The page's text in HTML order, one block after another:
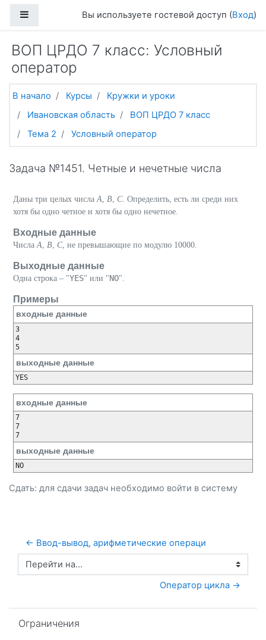
Боковая панельВы используете гостевой доступ (Вход)
ВОП ЦРДО 7 класс: Условный
оператор
В начало Курсы
Кружки и уроки
Ивановская область
ВОП ЦРДО 7 класс
Тема 2
Условный оператор
Задача №1451. Четные и нечетные числа
Даны три целых числа A B C. Определить, есть ли среди них
хотя бы одно четное и хотя бы одно нечетное.
Входные данные
Числа A B C, не превышающие по модулю 10000.
Выходные данные
Одна строка – "YES" или "NO".
Примеры
входные данные
3
4
выходные данные
входные данные
7
7
выходные данные
Сдать: для сдачи задач необходимо войти в систему
← Ввод-вывод, арифметические операци
Перейти на...
Оператор цикла →
Ограничения